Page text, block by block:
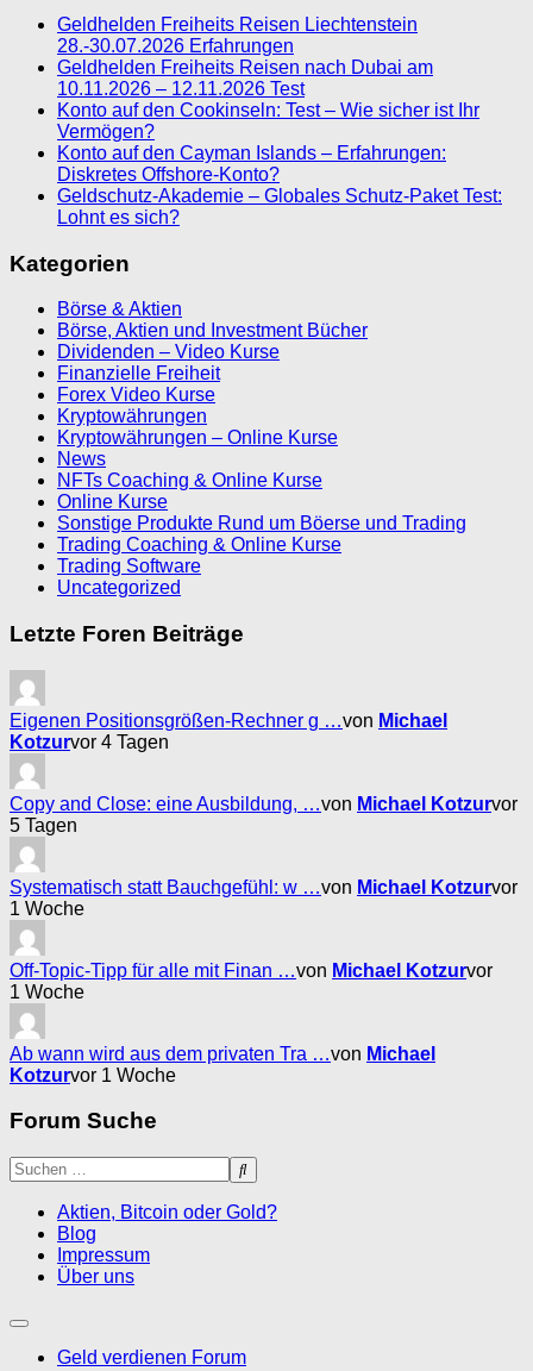
Geldhelden Freiheits Reisen Liechtenstein
28.-30.07.2026 Erfahrungen
Geldhelden Freiheits Reisen nach Dubai am
10.11.2026 – 12.11.2026 Test
Konto auf den Cookinseln: Test – Wie sicher ist Ihr
Vermögen?
Konto auf den Cayman Islands – Erfahrungen:
Diskretes Offshore-Konto?
Geldschutz-Akademie – Globales Schutz-Paket Test:
Lohnt es sich?
Kategorien
Börse & Aktien
Börse, Aktien und Investment Bücher
Dividenden – Video Kurse
Finanzielle Freiheit
Forex Video Kurse
Kryptowährungen
Kryptowährungen – Online Kurse
News
NFTs Coaching & Online Kurse
Online Kurse
Sonstige Produkte Rund um Böerse und Trading
Trading Coaching & Online Kurse
Trading Software
Uncategorized
Letzte Foren Beiträge
Eigenen Positionsgrößen-Rechner g …von Michael
Kotzurvor 4 Tagen
Copy and Close: eine Ausbildung, …von Michael Kotzurvor
5 Tagen
Systematisch statt Bauchgefühl: w …von Michael Kotzurvor
1 Woche
Off-Topic-Tipp für alle mit Finan …von Michael Kotzurvor
1 Woche
Ab wann wird aus dem privaten Tra …von Michael
Kotzurvor 1 Woche
Forum Suche
Aktien, Bitcoin oder Gold?
Blog
Impressum
Über uns
Geld verdienen Forum